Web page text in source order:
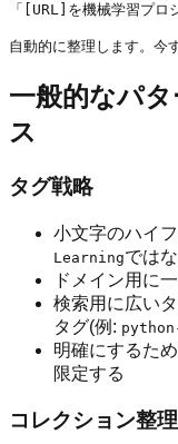
「[URL]を機械学習プ
一般的なパ
ス
タグ戦略
小文字のハイ
Learningではな
ドメイン用に
検索用に広い
タグ(例:
明確にするた
限定する
コレクション整理